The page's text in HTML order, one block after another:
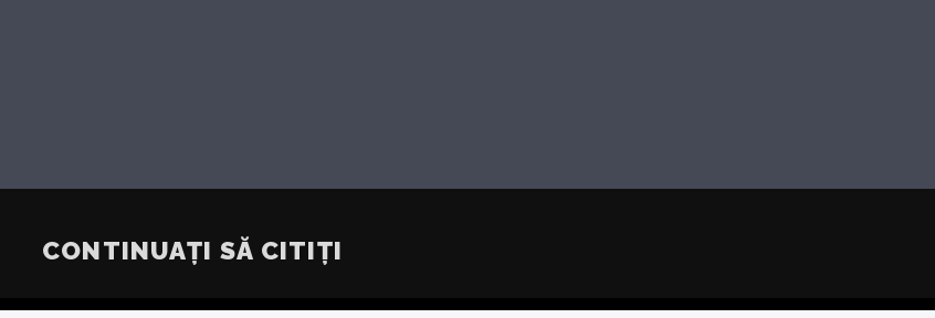
CONTINUAȚI SĂ CITIȚI